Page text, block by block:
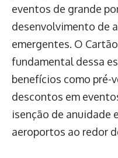
eventos de grande
desenvolvimento de
emergentes. O
fundamental dessa
benefícios como pré-
descontos em
isenção de anuidade
aeroportos ao redor